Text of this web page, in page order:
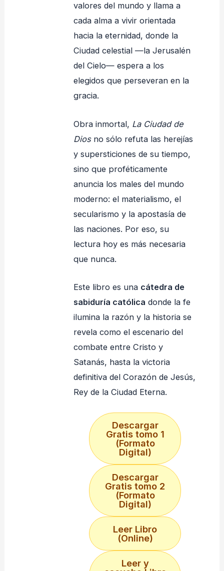
valores del mundo y llama a
cada alma a vivir orientada
hacia la eternidad, donde la
Ciudad celestial —la Jerusalén
del Cielo— espera a los
elegidos que perseveran en la
gracia.
Obra inmortal, La Ciudad de
Diosno sólo refuta las herejías
y supersticiones de su tiempo,
sino que proféticamente
anuncia los males del mundo
moderno: el materialismo, el
secularismo y la apostasía de
las naciones. Por eso, su
lectura hoy es más necesaria
que nunca.
Este libro es una cátedra de
sabiduría católica donde la fe
ilumina la razón y la historia se
revela como el escenario del
combate entre Cristo y
Satanás, hasta la victoria
definitiva del Corazón de Jesús,
Rey de la Ciudad Eterna.
Descargar
Gratis tomo 1
(Formato
Digital)
Descargar
Gratis tomo 2
(Formato
Digital)
Leer Libro
(Online)
Leer y